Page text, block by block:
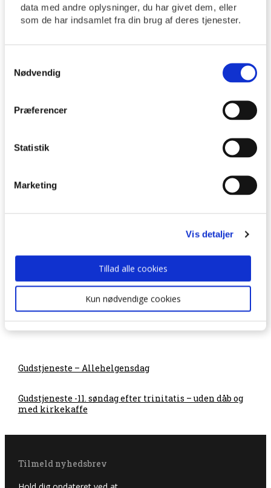
data med andre oplysninger, du har givet dem, eller
som de har indsamlet fra din brug af deres tjenester.
Nødvendig
Præferencer
Statistik
Marketing
Vis detaljer
Tillad alle cookies
Kun nødvendige cookies
Tyrsted Uth Sogne Tyrsted Uth Sogne 15/06/2026
15/06/2026
You might also like
One of the following
Sorggruppen “Mod på livet” – Nyt hold efter
Gudstjeneste – Allehelgensdag
Gudstjeneste -11. søndag efter trinitatis – uden dåb og
med kirkekaffe
Tilmeld nyhedsbrev